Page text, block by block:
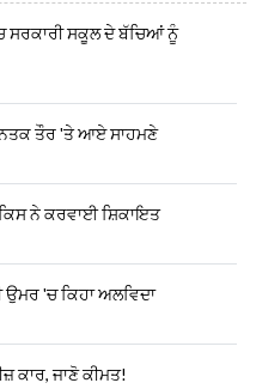
ਸਰਕਾਰੀ ਸਕੂਲ ਦੇ ਬੱਚਿਆਂ ਨੂੰ
ਤੌਰ 'ਤੇ ਆਏ ਸਾਹਮਣੇ
ਕਿਸ ਨੇ ਕਰਵਾਈ ਸ਼ਿਕਾਇਤ
ਉਮਰ 'ਚ ਕਿਹਾ ਅਲਵਿਦਾ
ਕਾਰ, ਜਾਣੋ ਕੀਮਤ!